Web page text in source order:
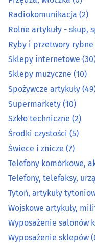
Narzędzia(38)
Normalia techniczne
Odzież ochronna,
Opakowania (24)
Pamiątki, upominki(27)
Papier, tektura(9)
Pocztówki, widokówki,
Pomiarowa aparatura i
Prasa(1)
Radiokomunikacja (2)
Rolne artykuły - skup,
Ryby i przetwory rybne
Sklepy internetowe
Sklepy muzyczne (10)
Spożywcze artykuły
Supermarkety (10)
Szkło techniczne (2)
Środki czystości (5)
Świece i znicze (7)
Telefony komórkowe,
Telefony, telefaksy,
Tytoń, artykuły
Wojskowe artykuły,
Wyposażenie salonów
Wyposażenie sklepów